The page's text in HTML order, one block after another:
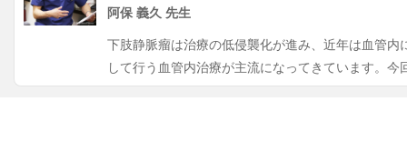
阿保 義久 先生
下肢静脈瘤は治療の低侵襲化が進み、近年は血管
して行う血管内治療が主流になってきています。今